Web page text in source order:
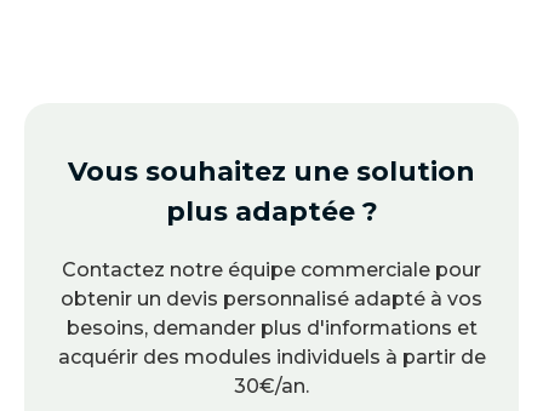
Vous souhaitez une solution
plus adaptée ?
Contactez notre équipe commerciale pour
obtenir un devis personnalisé adapté à vos
besoins, demander plus d'informations et
acquérir des modules individuels à partir de
30€/an.